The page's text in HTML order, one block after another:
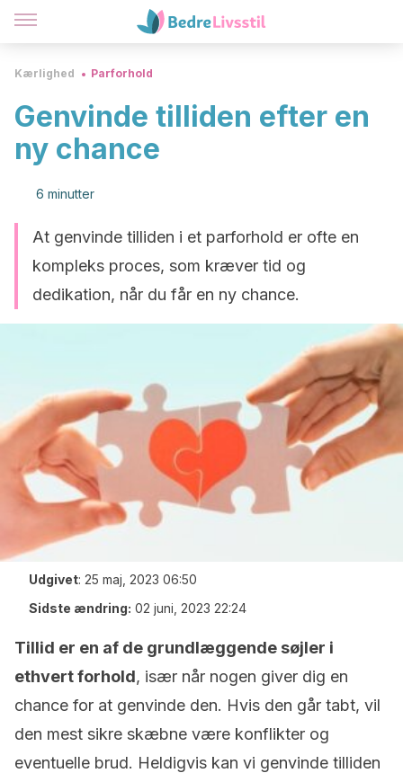
Kærlighed Parforhold
Genvinde tilliden efter en
ny chance
6 minutter
At genvinde tilliden i et parforhold er ofte en
kompleks proces, som kræver tid og
dedikation, når du får en ny chance.
Udgivet: 25 maj, 2023 06:50
Sidste ændring: 02 juni, 2023 22:24
Tillid er en af de grundlæggende søjler i
ethvert forhold, især når nogen giver dig en
chance for at genvinde den. Hvis den går tabt, vil
den mest sikre skæbne være konflikter og
eventuelle brud. Heldigvis kan vi genvinde tilliden